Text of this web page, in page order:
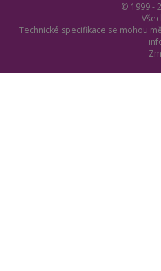
© 1999 -
Technické specifikace se mohou